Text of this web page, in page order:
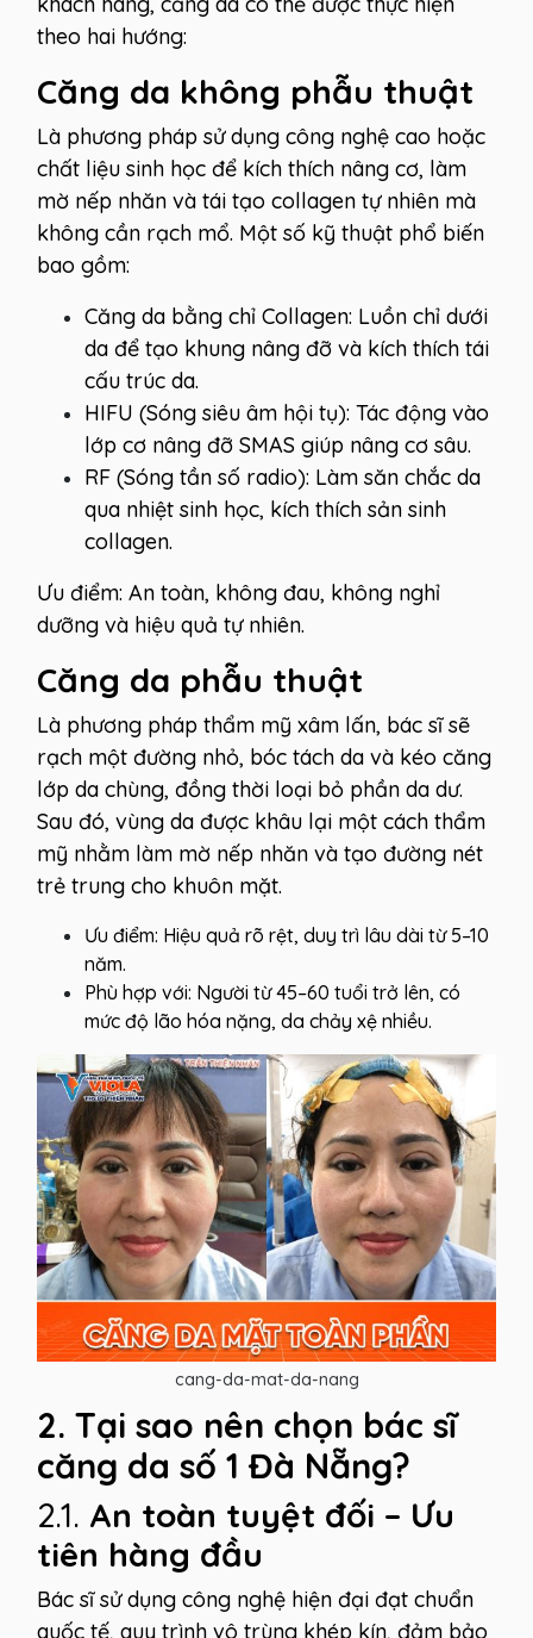
theo hai hướng:
Căng da không phẫu thuật
Là phương pháp sử dụng công nghệ cao hoặc
chất liệu sinh học để kích thích nâng cơ, làm
mờ nếp nhăn và tái tạo collagen tự nhiên mà
không cần rạch mổ. Một số kỹ thuật phổ biến
bao gồm:
Căng da bằng chỉ Collagen: Luồn chỉ dưới
da để tạo khung nâng đỡ và kích thích tái
cấu trúc da.
HIFU (Sóng siêu âm hội tụ): Tác động vào
lớp cơ nâng đỡ SMAS giúp nâng cơ sâu.
RF (Sóng tần số radio): Làm săn chắc da
qua nhiệt sinh học, kích thích sản sinh
collagen.
Ưu điểm: An toàn, không đau, không nghỉ
dưỡng và hiệu quả tự nhiên.
Căng da phẫu thuật
Là phương pháp thẩm mỹ xâm lấn, bác sĩ sẽ
rạch một đường nhỏ, bóc tách da và kéo căng
lớp da chùng, đồng thời loại bỏ phần da dư.
Sau đó, vùng da được khâu lại một cách thẩm
mỹ nhằm làm mờ nếp nhăn và tạo đường nét
trẻ trung cho khuôn mặt.
Ưu điểm: Hiệu quả rõ rệt, duy trì lâu dài từ 5–10
năm.
Phù hợp với: Người từ 45–60 tuổi trở lên, có
mức độ lão hóa nặng, da chảy xệ nhiều.
cang-da-mat-da-nang
2. Tại sao nên chọn bác sĩ
căng da số 1 Đà Nẵng?
2.1. An toàn tuyệt đối – Ưu
tiên hàng đầu
Bác sĩ sử dụng công nghệ hiện đại đạt chuẩn
quốc tế, quy trình vô trùng khép kín, đảm bảo